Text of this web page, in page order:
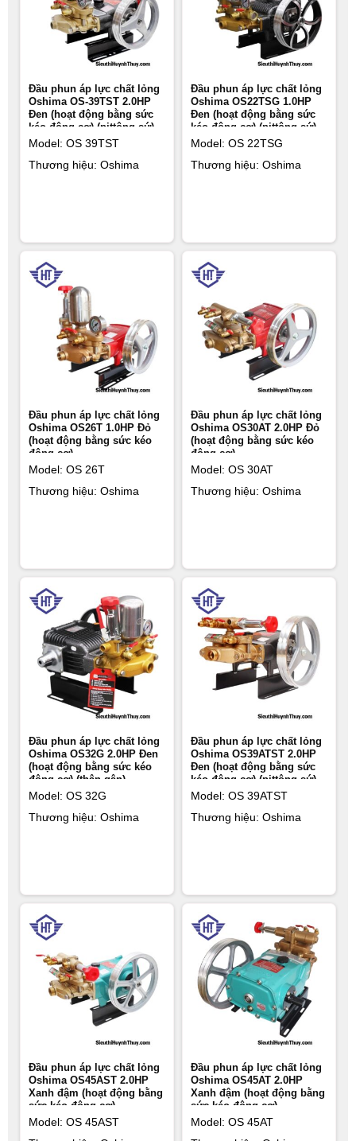
Đầu phun áp lực chất lỏng
Oshima OS-39TST 2.0HP
Đen (hoạt động bằng sức
kéo động cơ) (pittông sứ)
Model: OS 39TST
Thương hiệu: Oshima
Đầu phun áp lực chất lỏng
Oshima OS22TSG 1.0HP
Đen (hoạt động bằng sức
kéo động cơ) (pittông sứ)
Model: OS 22TSG
Thương hiệu: Oshima
Đầu phun áp lực chất lỏng
Oshima OS26T 1.0HP Đỏ
(hoạt động bằng sức kéo
động cơ)
Model: OS 26T
Thương hiệu: Oshima
Đầu phun áp lực chất lỏng
Oshima OS30AT 2.0HP Đỏ
(hoạt động bằng sức kéo
động cơ)
Model: OS 30AT
Thương hiệu: Oshima
Đầu phun áp lực chất lỏng
Oshima OS32G 2.0HP Đen
(hoạt động bằng sức kéo
động cơ) (thân gân)
Model: OS 32G
Thương hiệu: Oshima
Đầu phun áp lực chất lỏng
Oshima OS39ATST 2.0HP
Đen (hoạt động bằng sức
kéo động cơ) (pittông sứ)
Model: OS 39ATST
Thương hiệu: Oshima
Đầu phun áp lực chất lỏng
Oshima OS45AST 2.0HP
Xanh đậm (hoạt động bằng
sức kéo động cơ)
Model: OS 45AST
Đầu phun áp lực chất lỏng
Oshima OS45AT 2.0HP
Xanh đậm (hoạt động bằng
sức kéo động cơ)
Model: OS 45AT